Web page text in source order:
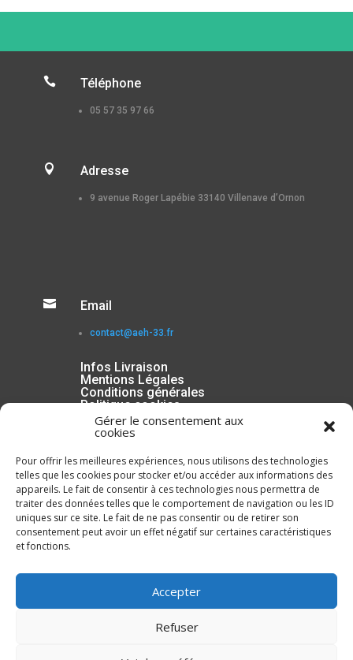
Gérer le consentement aux
cookies
Pour offrir les meilleures expériences, nous utilisons des technologies
telles que les cookies pour stocker et/ou accéder aux informations des
appareils. Le fait de consentir à ces technologies nous permettra de
traiter des données telles que le comportement de navigation ou les ID
uniques sur ce site. Le fait de ne pas consentir ou de retirer son
consentement peut avoir un effet négatif sur certaines caractéristiques
et fonctions.
Accepter
Refuser
 Téléphone
05 57 35 97 66
 Adresse
9 avenue Roger Lapébie 33140 Villenave d’Ornon
 Email
contact@aeh-33.fr
Infos Livraison
Mentions Légales
Conditions générales
Politique cookies